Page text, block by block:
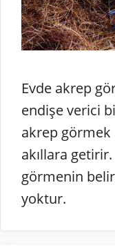
Evde akrep
endişe verici
akrep
akıllara
görmenin
yoktur.